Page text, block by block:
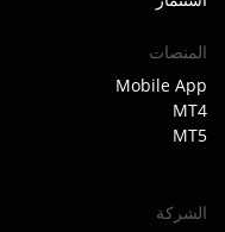
المنصات
Mobile App
MT4
MT5
الشركة